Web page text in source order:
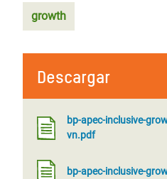
growth
Descargar
bp-apec-inclusive-
vn.pdf
bp-apec-inclusive-